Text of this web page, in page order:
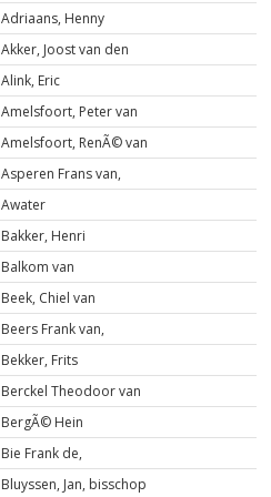
Adriaans, Henny
Akker, Joost van den
Alink, Eric
Amelsfoort, Peter van
Amelsfoort, RenÃ© van
Asperen Frans van,
Awater
Bakker, Henri
Balkom van
Beek, Chiel van
Beers Frank van,
Bekker, Frits
Berckel Theodoor van
BergÃ© Hein
Bie Frank de,
Bluyssen, Jan, bisschop